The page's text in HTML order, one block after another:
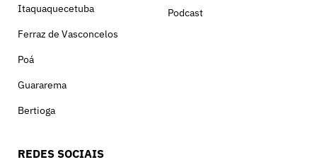
Itaquaquecetuba
Ferraz de Vasconcelos
Poá
Guararema
Bertioga
Podcast
REDES SOCIAIS